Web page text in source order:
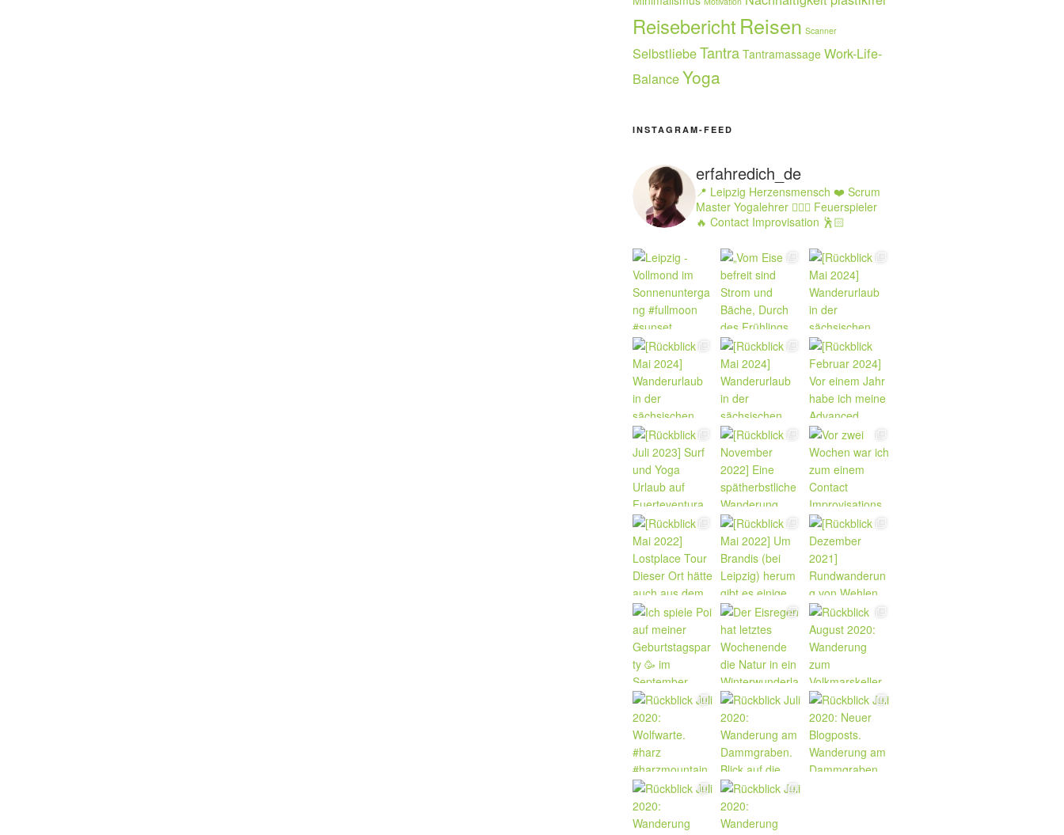
Reisebericht Reisen Scanner
SelbstliebeTantra Tantramassage Work-Life-
BalanceYoga
INSTAGRAM-FEED
erfahredich_de
📍 Leipzig Herzensmensch ❤️ Scrum
Master Yogalehrer 🧘🏻‍♂️ Feuerspieler
🔥 Contact Improvisation 🕺🏻